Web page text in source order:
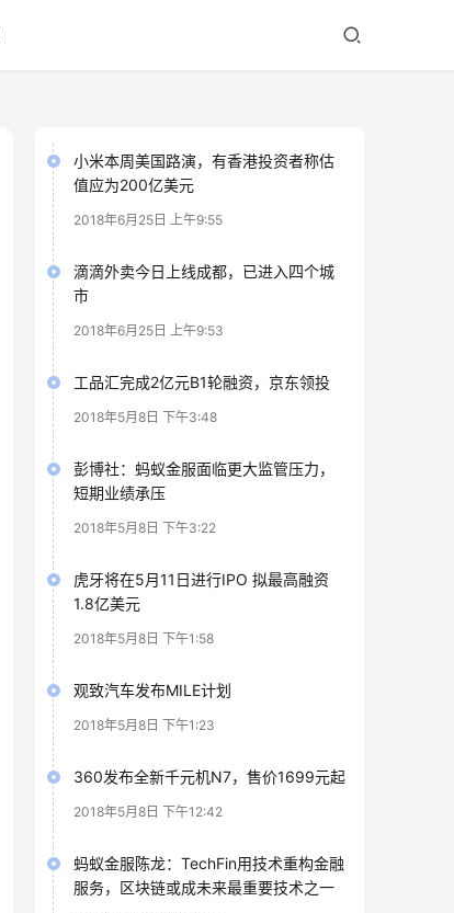
小米本周美国路演，有香港投资者称估
值应为200亿美元
2018年6月25日 上午9:55
滴滴外卖今日上线成都，已进入四个城
市
2018年6月25日 上午9:53
工品汇完成2亿元B1轮融资，京东领投
2018年5月8日 下午3:48
彭博社：蚂蚁金服面临更大监管压力，
短期业绩承压
2018年5月8日 下午3:22
虎牙将在5月11日进行IPO 拟最高融资
1.8亿美元
2018年5月8日 下午1:58
观致汽车发布MILE计划
2018年5月8日 下午1:23
360发布全新千元机N7，售价1699元起
2018年5月8日 下午12:42
蚂蚁金服陈龙：TechFin用技术重构金融
服务，区块链或成未来最重要技术之一